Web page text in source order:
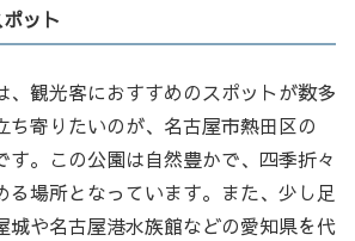
ット
観光客におすすめのスポットが数多
ち寄りたいのが、名古屋市熱田区の
す。この公園は自然豊かで、四季折々
る場所となっています。また、少し足
城や名古屋港水族館などの愛知県を代